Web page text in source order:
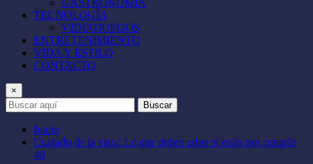
GASTRONOMÍA
TECNOLOGÍA
VIDEOJUEGOS
ENTRETENIMIENTO
VIDA Y ESTILO
CONTACTO
×
Buscar
Inicio
Cuidado de la vista: Lo que debes saber si estás por cumplir
40